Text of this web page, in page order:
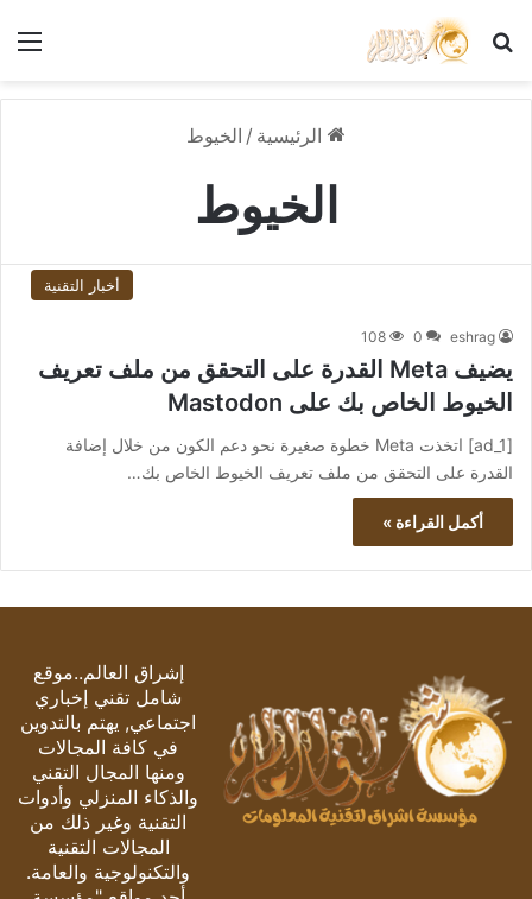
بحث عن
الرئيسية / الخيوط
الخيوط
أخبار التقنية
eshrag
0
108
يضيف Meta القدرة على التحقق من ملف تعريف
الخيوط الخاص بك على Mastodon
[ad_1] اتخذت Meta خطوة صغيرة نحو دعم الكون من خلال إضافة
القدرة على التحقق من ملف تعريف الخيوط الخاص بك…
أكمل القراءة »
إشراق العالم..موقع
شامل تقني إخباري
اجتماعي, يهتم بالتدوين
في كافة المجالات
ومنها المجال التقني
والذكاء المنزلي وأدوات
التقنية وغير ذلك من
المجالات التقنية
والتكنولوجية والعامة.